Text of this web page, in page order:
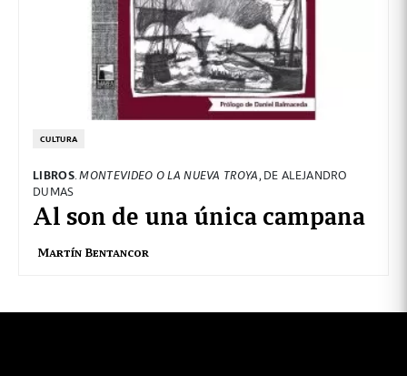
CULTURA
LIBROS.MONTEVIDEO O LA NUEVA TROYA, DE ALEJANDRO
DUMAS
Al son de una única campana
Martín Bentancor